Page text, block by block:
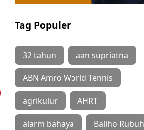
Tag Populer
32 tahun aan supriatna
ABN Amro World Tennis
agrikulur AHRT
alarm bahaya Baliho Rubuh